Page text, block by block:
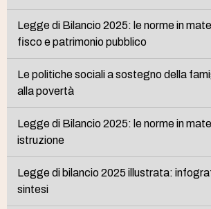
Legge di Bilancio 2025: le norme in
fisco e patrimonio pubblico
Le politiche sociali a sostegno della
alla povertà
Legge di Bilancio 2025: le norme in
istruzione
Legge di bilancio 2025 illustrata:
sintesi